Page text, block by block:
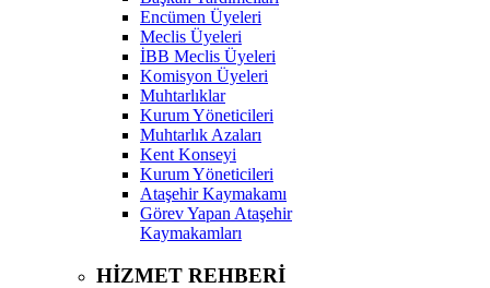
Encümen Üyeleri
Meclis Üyeleri
İBB Meclis Üyeleri
Komisyon Üyeleri
Muhtarlıklar
Kurum Yöneticileri
Muhtarlık Azaları
Kent Konseyi
Kurum Yöneticileri
Ataşehir Kaymakamı
Görev Yapan Ataşehir
Kaymakamları
HİZMET REHBERİ